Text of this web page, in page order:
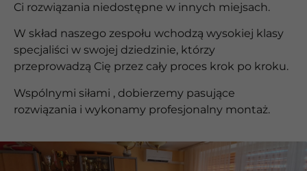
Ci rozwiązania niedostępne w innych miejsach.
W skład naszego zespołu wchodzą wysokiej klasy
specjaliści w swojej dziedzinie, którzy
przeprowadzą Cię przez cały proces krok po kroku.
Wspólnymi siłami , dobierzemy pasujące
rozwiązania i wykonamy profesjonalny montaż.